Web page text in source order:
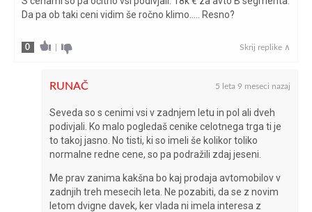
testu (l/100 km)
poraba goriva
po ECE (l/100
5,3/3,7/4,3
pospešek 0-100
km/h (s)
9,9
Da pa ob taki ceni vidim še ročno klimo….. Resno?
0 Skrij replike ∧
RUNAČ 5 leta 9 meseci nazaj
Seveda so s cenimi vsi v zadnjem letu in pol ali dveh
podivjali. Ko malo pogledaš cenike celotnega trga ti je
to takoj jasno. No tisti, ki so imeli še kolikor toliko
normalne redne cene, so pa podražili zdaj jeseni.
Me prav zanima kakšna bo kaj prodaja avtomobilov v
zadnjih treh mesecih leta. Ne pozabiti, da se z novim
letom dvigne davek, ker vlada ni imela interesa z